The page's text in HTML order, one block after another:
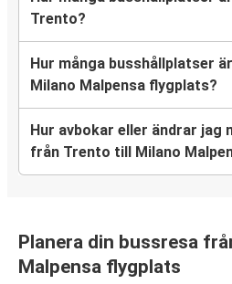
Trento?
Hur många busshållplatser
Milano Malpensa flygplats?
Hur avbokar eller ändrar jag
från Trento till Milano
Planera din bussresa
Malpensa flygplats